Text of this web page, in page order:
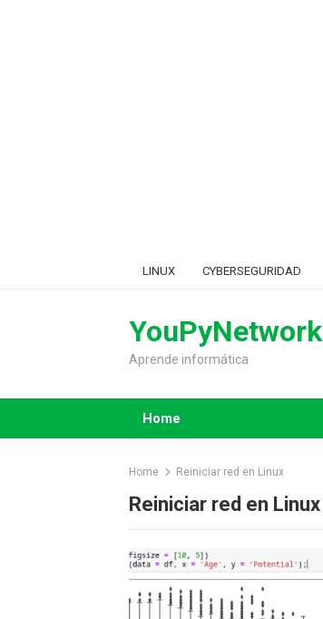
LINUX CYBERSEGURIDAD
YouPyNetwork
Aprende informática
Home
Home Reiniciar red en Linux
Reiniciar red en Linux